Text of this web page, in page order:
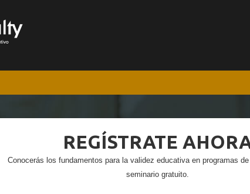
REGÍSTRATE
Conocerás los fundamentos para la validez educativa en programas
seminario gratuito.